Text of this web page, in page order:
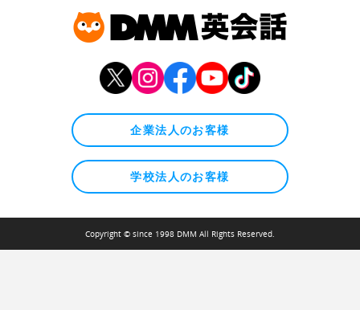
企業法人のお客様
学校法人のお客様
Copyright © since 1998 DMM All Rights Reserved.